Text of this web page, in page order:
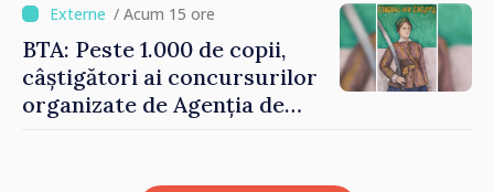
investițiile, taxăm viciile și
echilibrăm taxarea
consumului”
/ Acum 15 ore
BTA: Peste 1.000 de copii,
câștigători ai concursurilor
organizate de Agenția de